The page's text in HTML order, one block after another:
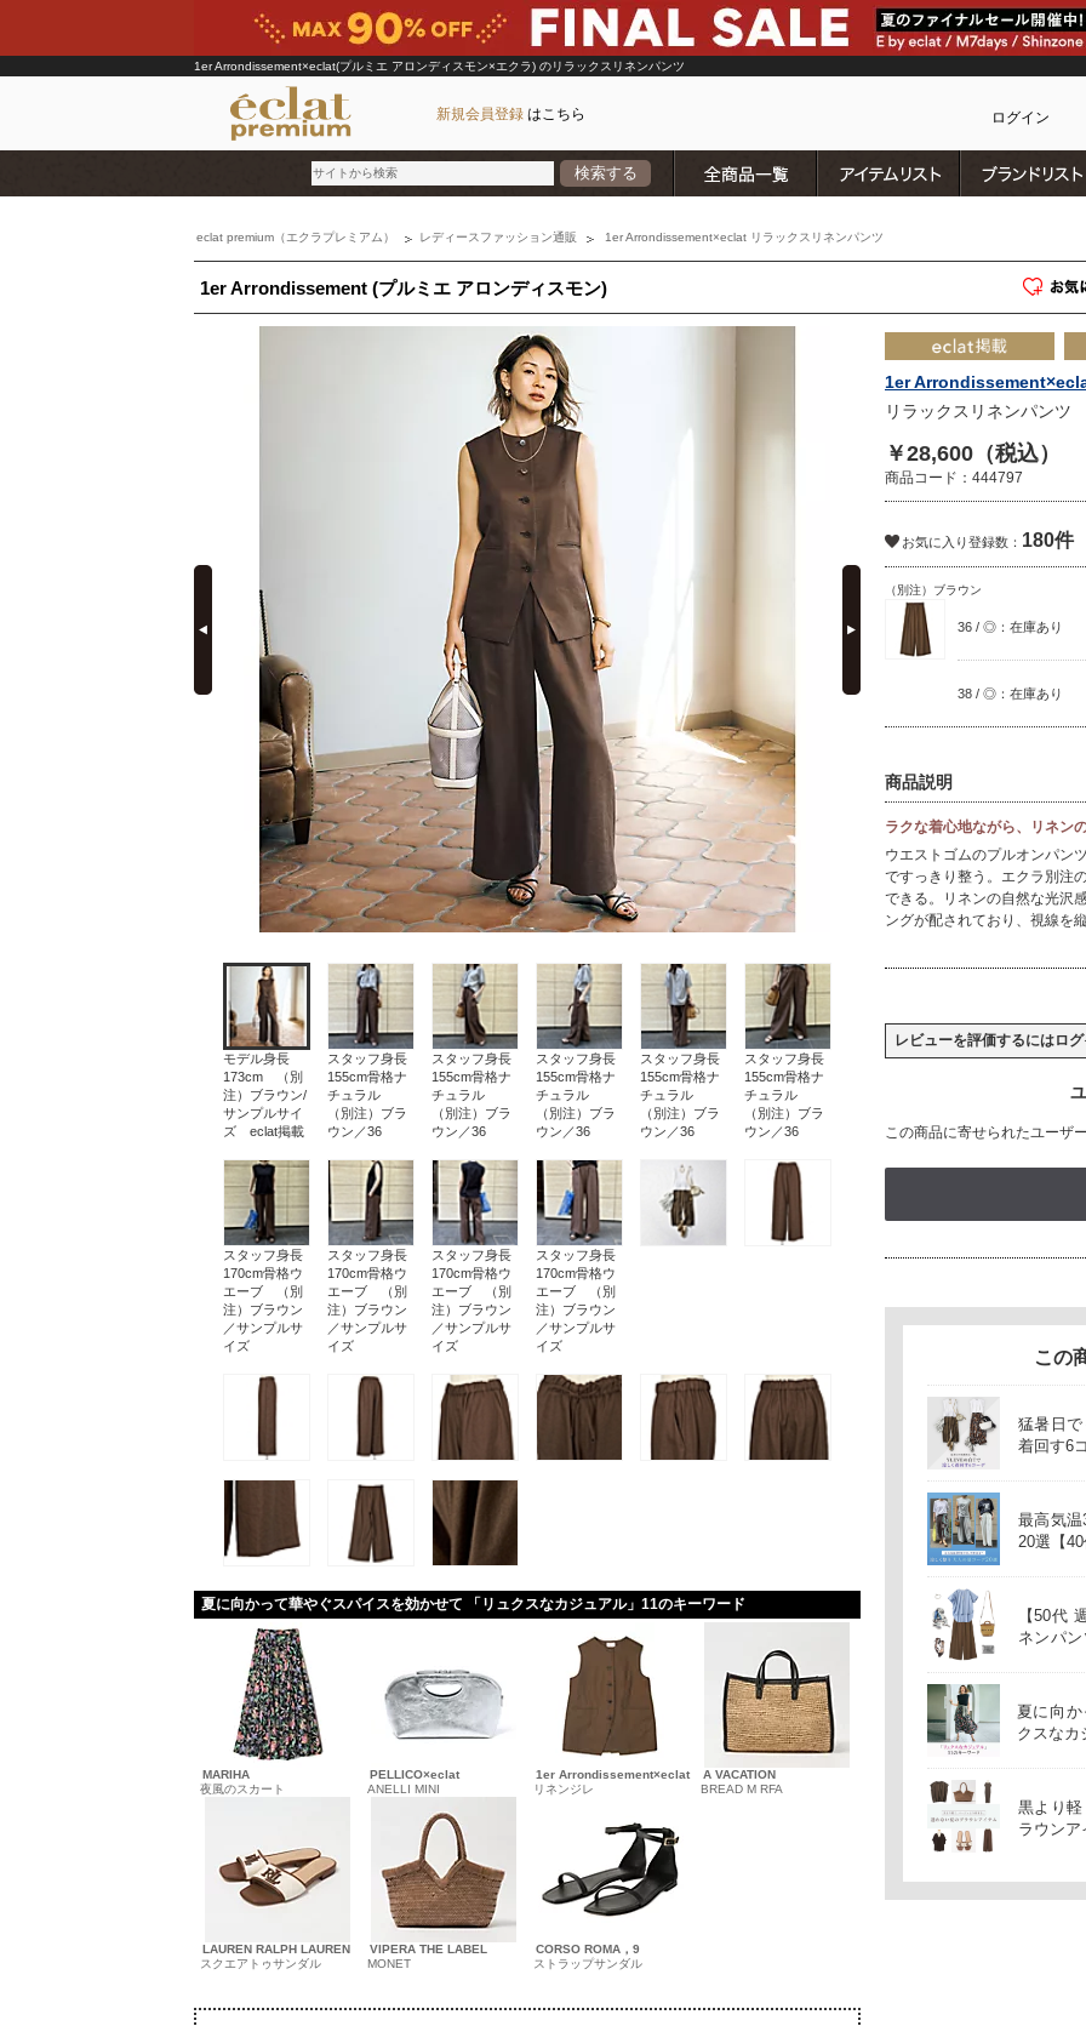
1er Arrondissement×eclat(プルミエ アロンディスモン×エクラ) のリラックスリネンパンツ
新規会員登録 はこちら ログイン
検索する
ブランド
カテゴリ
雑誌掲載アイテム
雑誌･書籍(一緒に買うと送料無料)
eclat premium（エクラプレミアム） レディースファッション通販 1er Arrondissement×eclat リラックスリネンパンツ
1er Arrondissement (プルミエ アロンディスモン)
モデル身長
173cm （別
注）ブラウン/
サンプルサイ
ズ eclat掲載
スタッフ身長
155cm骨格ナ
チュラル
（別注）ブラ
ウン／36
スタッフ身長
155cm骨格ナ
チュラル
（別注）ブラ
ウン／36
スタッフ身長
155cm骨格ナ
チュラル
（別注）ブラ
ウン／36
スタッフ身長
155cm骨格ナ
チュラル
（別注）ブラ
ウン／36
スタッフ身長
155cm骨格ナ
チュラル
（別注）ブラ
ウン／36
スタッフ身長
170cm骨格ウ
エーブ （別
注）ブラウン
／サンプルサ
イズ
スタッフ身長
170cm骨格ウ
エーブ （別
注）ブラウン
／サンプルサ
イズ
スタッフ身長
170cm骨格ウ
エーブ （別
注）ブラウン
／サンプルサ
イズ
スタッフ身長
170cm骨格ウ
エーブ （別
注）ブラウン
／サンプルサ
イズ
夏に向かって華やぐスパイスを効かせて 「リュクスなカジュアル」11のキーワード
MARIHA
夜風のスカート
PELLICO×eclat
ANELLI MINI
1er Arrondissement×eclat
リネンジレ
A VACATION
BREAD M RFA
LAUREN RALPH LAUREN
スクエアトゥサンダル
VIPERA THE LABEL
MONET
CORSO ROMA，9
ストラップサンダル
1er
リラックスリネンパンツ
￥28,600（税込）
商品コード：444797
お気に入り登録数： 180件
（別注）ブラウン
36 / ◎：在庫あり
38 / ◎：在庫あり
商品説明
ラクな着心地ながら、リネン
ウエストゴムのプルオンパン
ですっきり整う。エクラ別注
できる。リネンの自然な光沢
ングが配されており、視線を
レビューを評価するにはロ
この商品に寄せられたユーザ
この
猛暑日
着回す6
最高気
20選【40
【50代
ネンパ
夏に向
クスなカ
黒より
ラウンア